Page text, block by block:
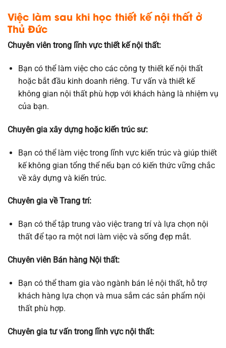
Việc làm sau khi học thiết kế nội thất ở
Thủ Đức
Chuyên viên trong lĩnh vực thiết kế nội thất:
Bạn có thể làm việc cho các công ty thiết kế nội thất
hoặc bắt đầu kinh doanh riêng. Tư vấn và thiết kế
không gian nội thất phù hợp với khách hàng là nhiệm vụ
của bạn.
Chuyên gia xây dựng hoặc kiến trúc sư:
Bạn có thể làm việc trong lĩnh vực kiến trúc và giúp thiết
kế không gian tổng thể nếu bạn có kiến thức vững chắc
về xây dựng và kiến trúc.
Chuyên gia về Trang trí:
Bạn có thể tập trung vào việc trang trí và lựa chọn nội
thất để tạo ra một nơi làm việc và sống đẹp mắt.
Chuyên viên Bán hàng Nội thất:
Bạn có thể tham gia vào ngành bán lẻ nội thất, hỗ trợ
khách hàng lựa chọn và mua sắm các sản phẩm nội
thất phù hợp.
Chuyên gia tư vấn trong lĩnh vực nội thất: